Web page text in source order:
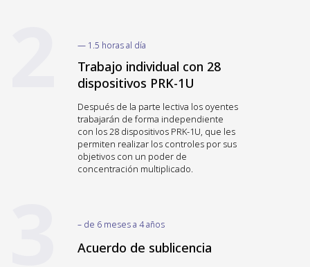
Trabajo individual con 28
dispositivos PRK-1U
Después de la parte lectiva los oyentes
trabajarán de forma independiente
con los 28 dispositivos PRK-1U, que les
permiten realizar los controles por sus
objetivos con un poder de
concentración multiplicado.
Acuerdo de sublicencia
— 1.5 horas al día
– de 6 meses a 4 años